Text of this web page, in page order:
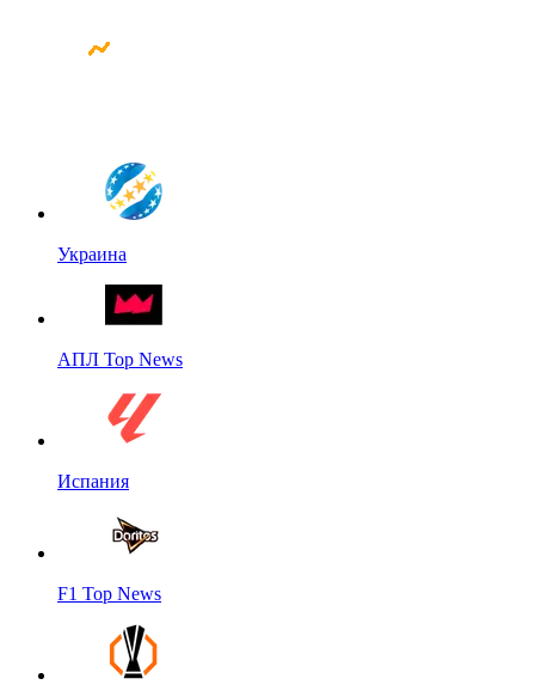
Украина
АПЛ Top News
Испания
F1 Top News